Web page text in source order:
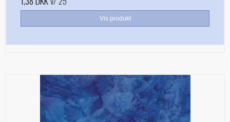
Vis produkt